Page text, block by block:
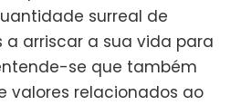
surreal de
a arriscar a sua vida para
se que também
valores relacionados ao